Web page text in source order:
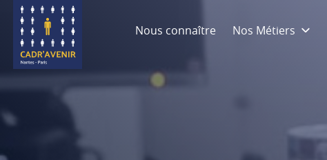
Nous connaître Nos Métiers